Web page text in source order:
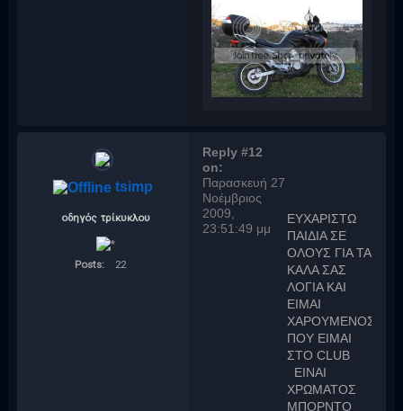
tsimp
οδηγός τρίκυκλου
Posts: 22
Reply #12
on:
Παρασκευή 27
Νοέμβριος
2009,
23:51:49 μμ
ΕΥΧΑΡΙΣΤΩ
ΠΑΙΔΙΑ ΣΕ
ΟΛΟΥΣ ΓΙΑ ΤΑ
ΚΑΛΑ ΣΑΣ
ΛΟΓΙΑ ΚΑΙ
ΕΙΜΑΙ
ΧΑΡΟΥΜΕΝΟΣ
ΠΟΥ ΕΙΜΑΙ
ΣΤΟ CLUB
ΕΙΝΑΙ
ΧΡΩΜΑΤΟΣ
ΜΠΟΡΝΤΟ